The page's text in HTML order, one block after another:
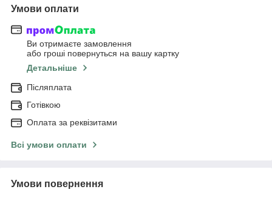
Умови оплати
Ви отримаєте замовлення
або гроші повернуться на вашу картку
Детальніше
Післяплата
Готівкою
Оплата за реквізитами
Всі умови оплати
Умови повернення